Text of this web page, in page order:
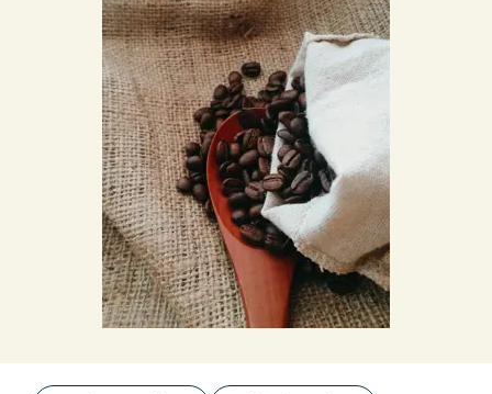
Anche se la perdita generale di aroma e sapore
inizia quando i chicchi di caffè vengono tostati, non
accelera con i chicchi interi. Con il caffè in polvere,
invece, si verifica.
Inoltre, i grani interi sono spesso di qualità migliore,
poiché possono essere utilizzati solo quelli integri.
Se si macinano i chicchi direttamente in anteprima
dell'erogazione del caffè, in una macchina
completamente automatica, a mano o con un
macinino elettrico, si otterrà il miglior caffè possibile.
Leggete qui tutte le informazioni importanti da
tenere in considerazione per l'acquisto di caffè
intero e di caffè in grani e sfogliate la nostra vasta
gamma di caffè di diverse piccole torrefazioni
artigianali. E aggiungi al tuo carrello e alla tua
un prezzo di mercato invidiabile, iva inclusa.